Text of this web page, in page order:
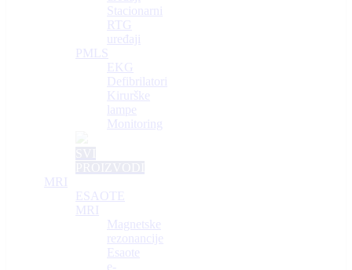
Stacionarni
RTG
uređaji
PMLS
EKG
Defibrilatori
Kirurške
lampe
Monitoring
MRI
ESAOTE
MRI
Magnetske
rezonancije
Esaote
e-